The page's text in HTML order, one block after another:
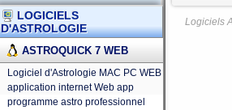
LOGICIELS
D'ASTROLOGIE
ASTROQUICK 7 WEB
Logiciel d'Astrologie MAC PC WEB
application internet Web app
programme astro professionnel
Logiciels